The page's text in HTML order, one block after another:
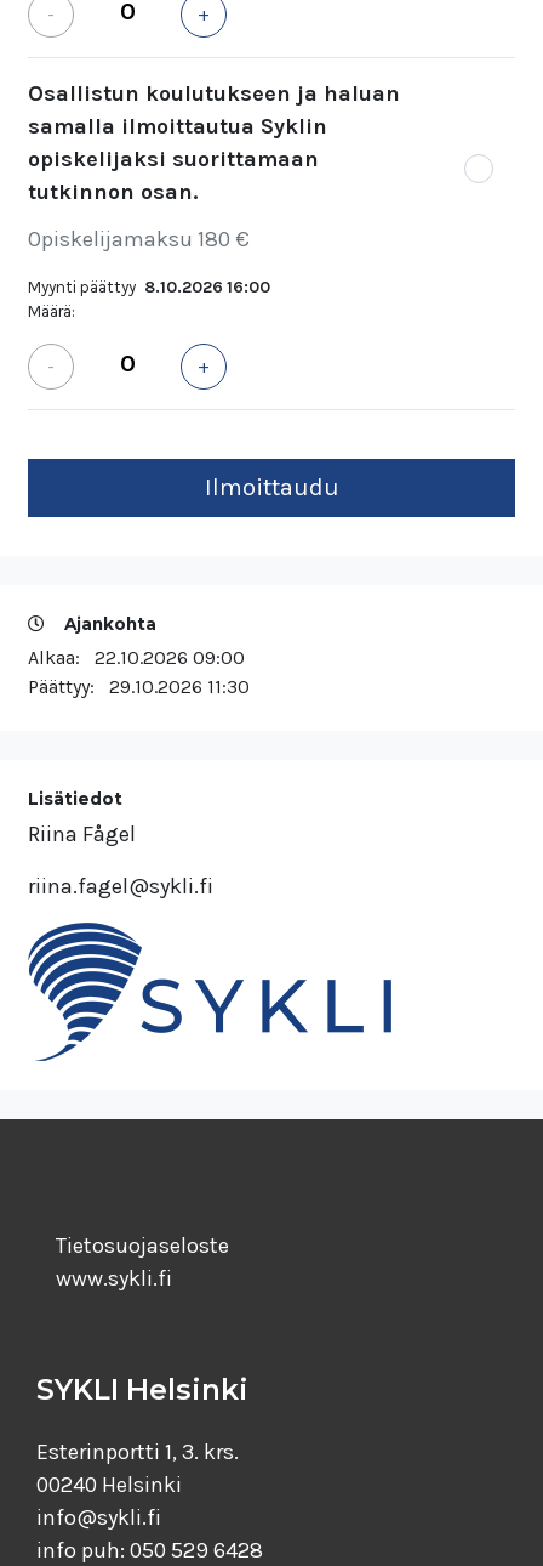
- +
Osallistun koulutukseen ja haluan
samalla ilmoittautua Syklin
opiskelijaksi suorittamaan
tutkinnon osan.
Opiskelijamaksu 180 €
Myynti päättyy 8.10.2026 16:00
Määrä:
- +
Ajankohta
Alkaa: 22.10.2026 09:00
Päättyy: 29.10.2026 11:30
Lisätiedot
Riina Fågel
riina.fagel@sykli.fi
Tietosuojaseloste
www.sykli.fi
SYKLI Helsinki
Esterinportti 1, 3. krs.
00240 Helsinki
info@sykli.fi
info puh: 050 529 6428